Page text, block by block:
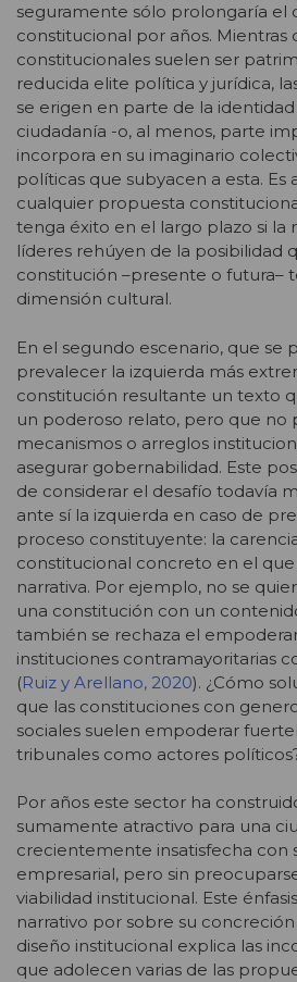
seguramente sólo prolongaría el
constitucional por años. Mientras
constitucionales suelen ser
reducida elite política y jurídica,
se erigen en parte de la
ciudadanía -o, al menos, parte
incorpora en su imaginario
políticas que subyacen a esta. Es
cualquier propuesta
tenga éxito en el largo plazo si la
líderes rehúyen de la posibilidad
constitución –presente o futura–
dimensión cultural.
En el segundo escenario, que se
prevalecer la izquierda más
constitución resultante un texto
un poderoso relato, pero que no
mecanismos o arreglos
asegurar gobernabilidad. Este
de considerar el desafío todavía
ante sí la izquierda en caso de
proceso constituyente: la
constitucional concreto en el que
narrativa. Por ejemplo, no se
una constitución con un
también se rechaza el
instituciones contramayoritarias
(Ruiz y Arellano, 2020). ¿Cómo
que las constituciones con
sociales suelen empoderar
tribunales como actores
Por años este sector ha
sumamente atractivo para una
crecientemente insatisfecha con
empresarial, pero sin
viabilidad institucional. Este
narrativo por sobre su
diseño institucional explica las
que adolecen varias de las